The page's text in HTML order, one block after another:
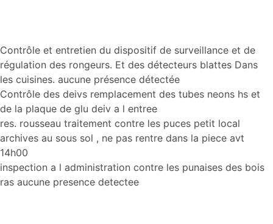
Aller
au
contenu
Contrôle et entretien du dispositif de surveillance et de
régulation des rongeurs. Et des détecteurs blattes Dans
les cuisines. aucune présence détectée
Contrôle des deivs remplacement des tubes neons hs et
de la plaque de glu deiv a l entree
res. rousseau traitement contre les puces petit local
archives au sous sol , ne pas rentre dans la piece avt
14h00
inspection a l administration contre les punaises des bois
ras aucune presence detectee